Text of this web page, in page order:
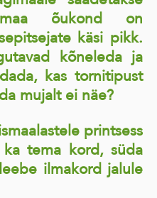
õukond on
käsi pikk.
kõneleda ja
kas tornitipust
mujalt ei näe?
printsess
tema kord, süda
ilmakord jalule